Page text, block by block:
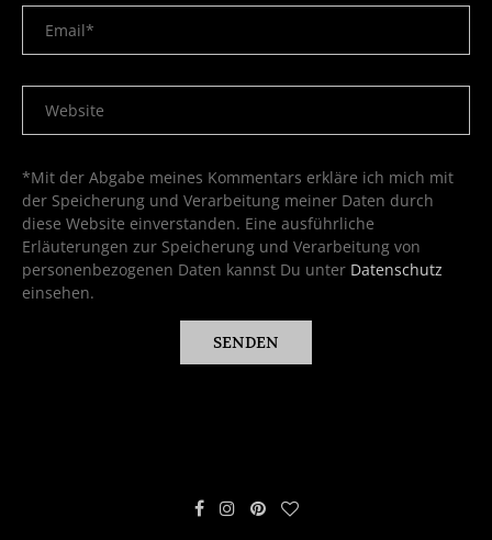
*Mit der Abgabe meines Kommentars erkläre ich mich mit
der Speicherung und Verarbeitung meiner Daten durch
diese Website einverstanden. Eine ausführliche
Erläuterungen zur Speicherung und Verarbeitung von
personenbezogenen Daten kannst Du unter Datenschutz
einsehen.